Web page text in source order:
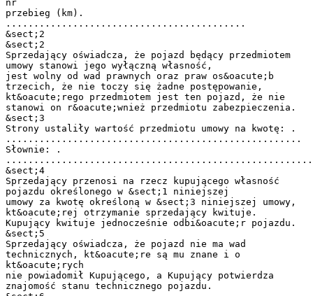
nr
przebieg (km).
...........................................
&sect;2
&sect;2
Sprzedający oświadcza, że pojazd będący przedmiotem
umowy stanowi jego wyłączną własność,
jest wolny od wad prawnych oraz praw os&oacute;b
trzecich, że nie toczy się żadne postępowanie,
kt&oacute;rego przedmiotem jest ten pojazd, że nie
stanowi on r&oacute;wnież przedmiotu zabezpieczenia.
&sect;3
Strony ustaliły wartość przedmiotu umowy na kwotę: .
.....................................................
Słownie: .
&sect;4
Sprzedający przenosi na rzecz kupującego własność
pojazdu określonego w &sect;1 niniejszej
umowy za kwotę określoną w &sect;3 niniejszej umowy,
kt&oacute;rej otrzymanie sprzedający kwituje.
Kupujący kwituje jednocześnie odbi&oacute;r pojazdu.
&sect;5
Sprzedający oświadcza, że pojazd nie ma wad
technicznych, kt&oacute;re są mu znane i o
kt&oacute;rych
nie powiadomił Kupującego, a Kupujący potwierdza
znajomość stanu technicznego pojazdu.